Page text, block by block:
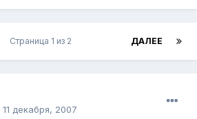
ДАЛЕЕ
Страница 1 из 2
11 декабря, 2007